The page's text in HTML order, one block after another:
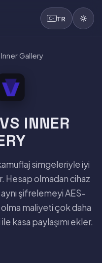
TR
Gallery
INNER
simgeleriyle iyi
Hesap olmadan cihaz
şifrelemeyi AES-
maliyeti çok daha
kasa paylaşımı ekler.